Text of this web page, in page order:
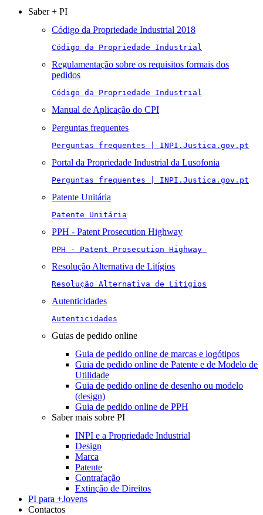
Saber + PI
Código da Propriedade Industrial 2018
Código da Propriedade Industrial
Regulamentação sobre os requisitos formais dos
pedidos
Código da Propriedade Industrial
Manual de Aplicação do CPI
Perguntas frequentes
Perguntas frequentes | INPI.Justica.gov.pt
Portal da Propriedade Industrial da Lusofonia
Perguntas frequentes | INPI.Justica.gov.pt
Patente Unitária
Patente Unitária
PPH - Patent Prosecution Highway
PPH - Patent Prosecution Highway
Resolução Alternativa de Litígios
Resolução Alternativa de Litígios
Autenticidades
Autenticidades
Guias de pedido online
Guia de pedido online de marcas e logótipos
Guia de pedido online de Patente e de Modelo de
Utilidade
Guia de pedido online de desenho ou modelo
(design)
Guia de pedido online de PPH
Saber mais sobre PI
INPI e a Propriedade Industrial
Design
Marca
Patente
Contrafação
Extinção de Direitos
PI para +Jovens
Contactos